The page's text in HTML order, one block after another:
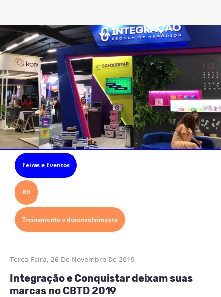
Feiras e Eventos
RH
Treinamento e desenvolvimento
Terça-Feira, 26 De Novembro De 2019
Integração e Conquistar deixam suas
marcas no CBTD 2019